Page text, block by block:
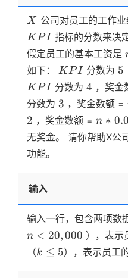
X
X 公司对员工的工作
KPI指标的分数来决
假定员工的基本工资是
如下：
KPI
KPI分数为 5
5
KPI分数为 4
4 ，奖金
分数为 3
3 ，奖金数额 =
2
2 ，奖金数额 = n
n *
∗
无奖金。 请你帮助X公
功能。
输入
输入一行，包含两项数
n \lt
< 20,000
20,000 ），表示
（k
k \le
≤ 5
5），表示员工